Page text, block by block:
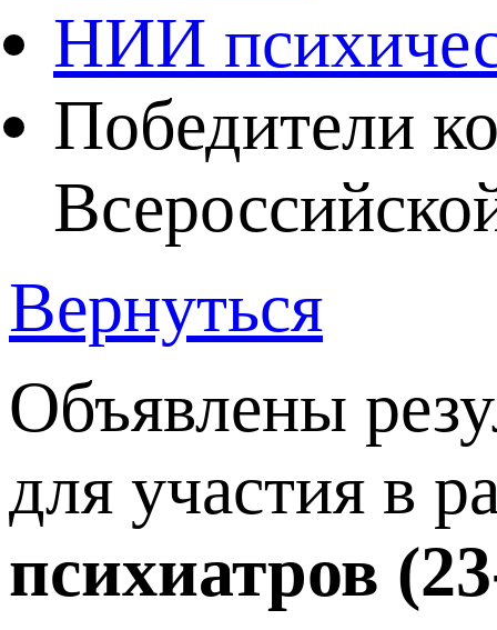
НИИ
Победители
Вернуться
Объявлены
для участия в
психиатров